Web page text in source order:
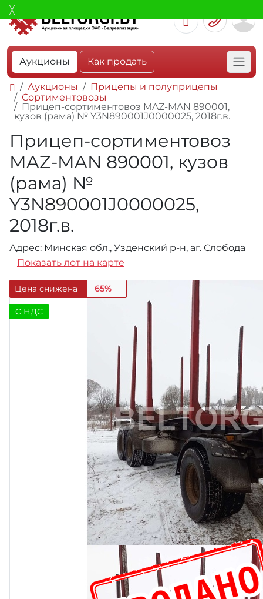
Аукционы Как продать
Аукционы
Прицепы и полуприцепы
Сортиментовозы
Прицеп-сортиментовоз MAZ-MAN 890001,
кузов (рама) № Y3N890001J0000025, 2018г.в.
Прицеп-сортиментовоз
MAZ-MAN 890001, кузов
(рама) №
Y3N890001J0000025,
2018г.в.
Адрес: Минская обл., Узденский р-н, аг. Слобода
Показать лот на карте
Цена снижена 65%
C НДС